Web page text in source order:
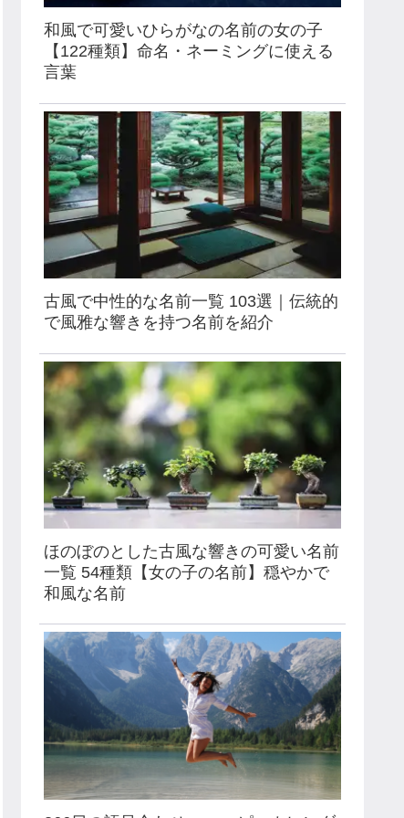
和風で可愛いひらがなの名前の女の子
【122種類】命名・ネーミングに使える
言葉
古風で中性的な名前一覧 103選｜伝統的
で風雅な響きを持つ名前を紹介
ほのぼのとした古風な響きの可愛い名前
一覧 54種類【女の子の名前】穏やかで
和風な名前